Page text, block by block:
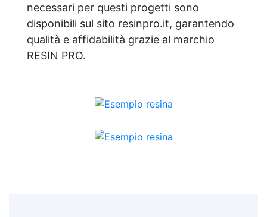
necessari per questi progetti sono
disponibili sul sito resinpro.it, garantendo
qualità e affidabilità grazie al marchio
RESIN PRO.